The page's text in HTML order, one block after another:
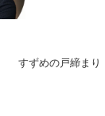
すずめの戸締まり